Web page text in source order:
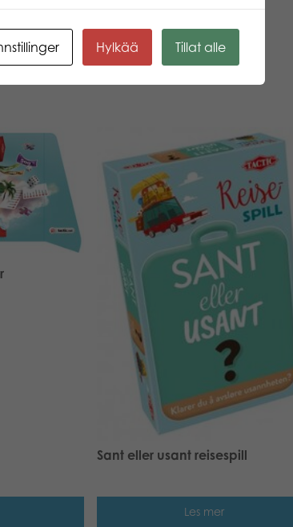
Sant eller usant reisespill
Les mer
Hylkää Tillat alle